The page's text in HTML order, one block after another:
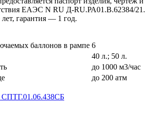
ЕАЭС N RU Д-RU.РА01.В.62384/21.
гарантия — 1 год.
баллонов в рампе 6
40 л.; 50 л.
до 1000 м3/час
до 200 атм